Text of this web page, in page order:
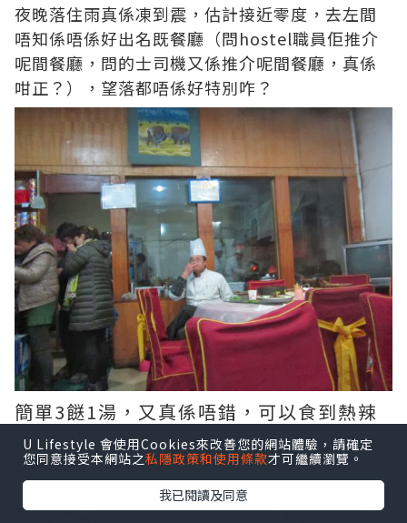
夜晚落住雨真係凍到震，估計接近零度，去左間
唔知係唔係好出名既餐廳（問hostel職員佢推介
呢間餐廳，問的士司機又係推介呢間餐廳，真係
咁正？），望落都唔係好特別咋？
簡單3餸1湯，又真係唔錯，可以食到熱辣
辣既食物係好滿足既一件事
U Lifestyle 會使用Cookies來改善您的網站體驗，請確定
您同意接受本網站之私隱政策和使用條款才可繼續瀏覽。
我已閱讀及同意